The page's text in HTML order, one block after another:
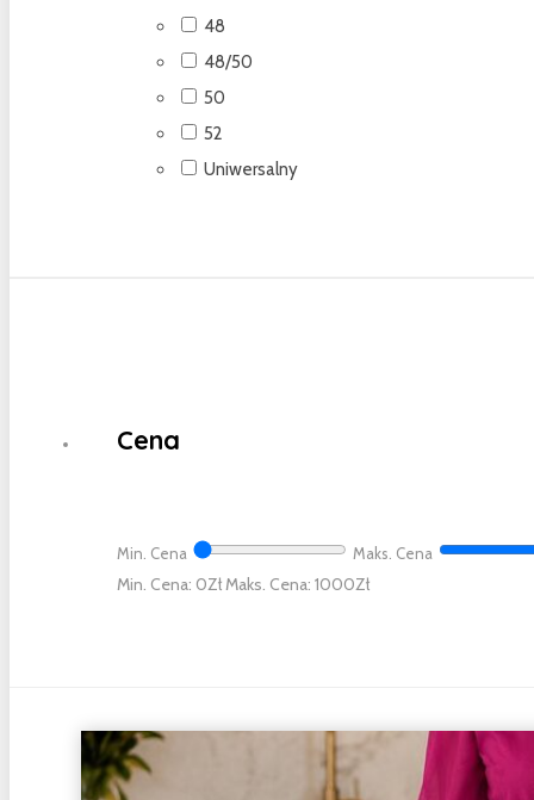
48
48/50
50
52
Uniwersalny
Cena
Min. Cena Maks. Cena
Min. Cena: 0 Maks. Cena: 1000